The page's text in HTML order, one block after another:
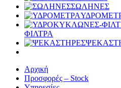
ΣΩΛΗΝΕΣ
ΦΙΛΤΡΑ
Αρχική
Προσφορές – Stock